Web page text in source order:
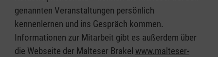
genannten Veranstaltungen persönlich
kennenlernen und ins Gespräch kommen.
Informationen zur Mitarbeit gibt es außerdem über
die Webseite der Malteser Brakel www.malteser-